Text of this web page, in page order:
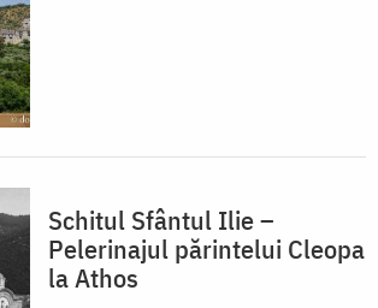
Schitul Sfântul Ilie –
Pelerinajul părintelui Cleopa
la Athos